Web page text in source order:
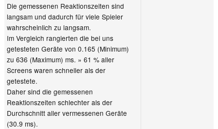
Die gemessenen Reaktionszeiten sind
langsam und dadurch für viele Spieler
wahrscheinlich zu langsam.
Im Vergleich rangierten die bei uns
getesteten Geräte von 0.165 (Minimum)
zu 636 (Maximum) ms. » 61 % aller
Screens waren schneller als der
getestete.
Daher sind die gemessenen
Reaktionszeiten schlechter als der
Durchschnitt aller vermessenen Geräte
(30.9 ms).